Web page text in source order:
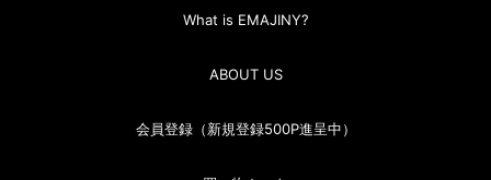
What is EMAJINY?
ABOUT US
会員登録（新規登録500P進呈中）